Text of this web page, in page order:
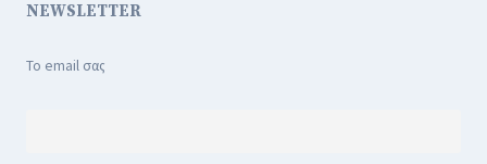
NEWSLETTER
Το email σας